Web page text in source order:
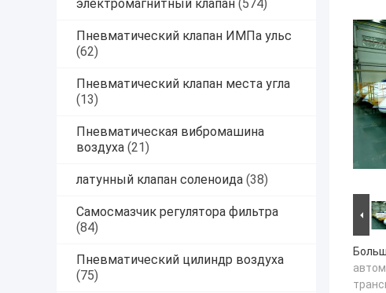
электромагнитный клапан (574)
Пневматический клапан ИМПа ульс
(62)
Пневматический клапан места угла
(13)
Пневматическая вибромашина
воздуха (21)
латунный клапан соленоида (38)
Самосмазчик регулятора фильтра
(84)
Пневматический цилиндр воздуха
(75)